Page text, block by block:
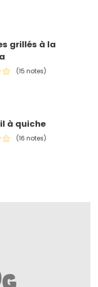
grillés à la
(15 notes)
à quiche
(16 notes)